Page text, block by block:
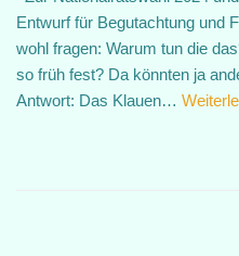
Entwurf für Begutachtung und
wohl fragen: Warum tun die
so früh fest? Da könnten ja
Antwort: Das Klauen…